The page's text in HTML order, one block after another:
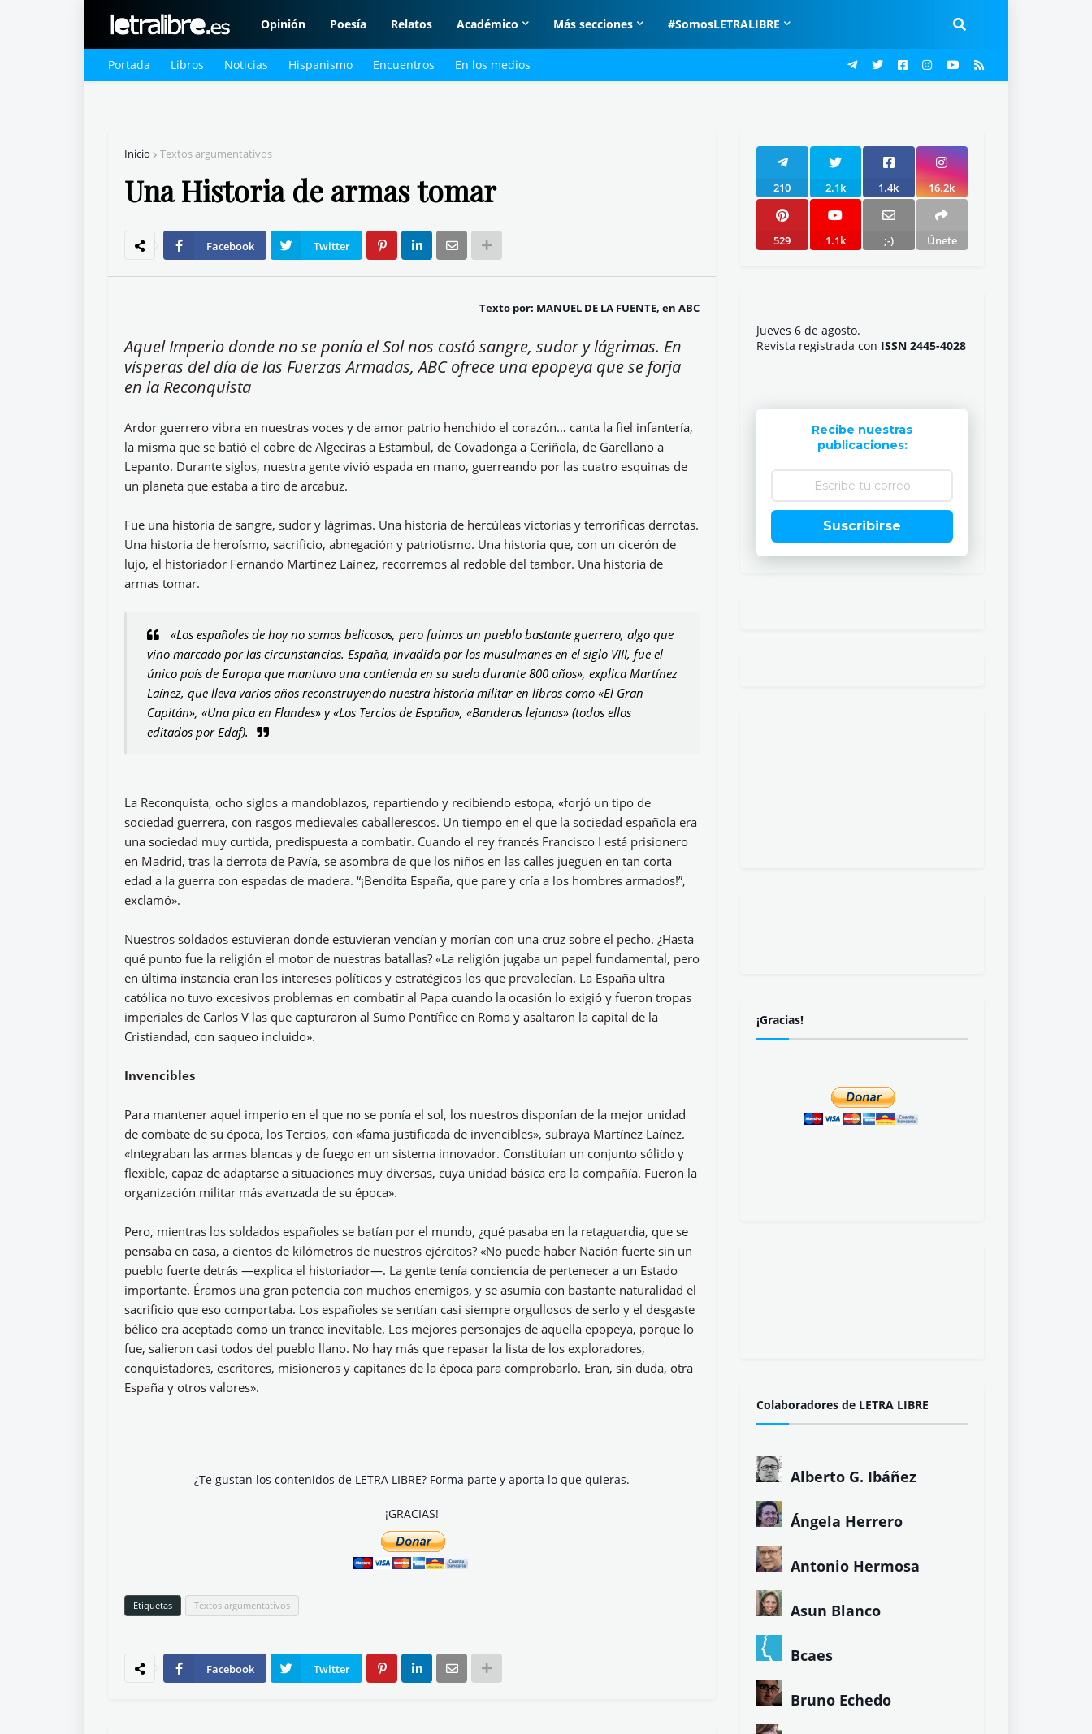
Opinión Poesía Relatos Académico Más secciones #SomosLETRALIBRE
Portada Libros Noticias Hispanismo Encuentros En los medios
Inicio Textos argumentativos
Una Historia de armas tomar
Facebook Twitter
Texto por: MANUEL DE LA FUENTE, en ABC
Aquel Imperio donde no se ponía el Sol nos costó sangre, sudor y lágrimas. En
vísperas del día de las Fuerzas Armadas, ABC ofrece una epopeya que se forja
en la Reconquista
Ardor guerrero vibra en nuestras voces y de amor patrio henchido el corazón… canta la fiel infantería,
la misma que se batió el cobre de Algeciras a Estambul, de Covadonga a Ceriñola, de Garellano a
Lepanto. Durante siglos, nuestra gente vivió espada en mano, guerreando por las cuatro esquinas de
un planeta que estaba a tiro de arcabuz.
Fue una historia de sangre, sudor y lágrimas. Una historia de hercúleas victorias y terroríficas derrotas.
Una historia de heroísmo, sacrificio, abnegación y patriotismo. Una historia que, con un cicerón de
lujo, el historiador Fernando Martínez Laínez, recorremos al redoble del tambor. Una historia de
armas tomar.
«Los españoles de hoy no somos belicosos, pero fuimos un pueblo bastante guerrero, algo que
vino marcado por las circunstancias. España, invadida por los musulmanes en el siglo VIII, fue el
único país de Europa que mantuvo una contienda en su suelo durante 800 años», explica Martínez
Laínez, que lleva varios años reconstruyendo nuestra historia militar en libros como «El Gran
Capitán», «Una pica en Flandes» y «Los Tercios de España», «Banderas lejanas» (todos ellos
editados por Edaf).
La Reconquista, ocho siglos a mandoblazos, repartiendo y recibiendo estopa, «forjó un tipo de
sociedad guerrera, con rasgos medievales caballerescos. Un tiempo en el que la sociedad española era
una sociedad muy curtida, predispuesta a combatir. Cuando el rey francés Francisco I está prisionero
en Madrid, tras la derrota de Pavía, se asombra de que los niños en las calles jueguen en tan corta
edad a la guerra con espadas de madera. “¡Bendita España, que pare y cría a los hombres armados!”,
exclamó».
Nuestros soldados estuvieran donde estuvieran vencían y morían con una cruz sobre el pecho. ¿Hasta
qué punto fue la religión el motor de nuestras batallas? «La religión jugaba un papel fundamental, pero
en última instancia eran los intereses políticos y estratégicos los que prevalecían. La España ultra
católica no tuvo excesivos problemas en combatir al Papa cuando la ocasión lo exigió y fueron tropas
imperiales de Carlos V las que capturaron al Sumo Pontífice en Roma y asaltaron la capital de la
Cristiandad, con saqueo incluido».
Invencibles
Para mantener aquel imperio en el que no se ponía el sol, los nuestros disponían de la mejor unidad
de combate de su época, los Tercios, con «fama justificada de invencibles», subraya Martínez Laínez.
«Integraban las armas blancas y de fuego en un sistema innovador. Constituían un conjunto sólido y
flexible, capaz de adaptarse a situaciones muy diversas, cuya unidad básica era la compañía. Fueron la
organización militar más avanzada de su época».
Pero, mientras los soldados españoles se batían por el mundo, ¿qué pasaba en la retaguardia, que se
pensaba en casa, a cientos de kilómetros de nuestros ejércitos? «No puede haber Nación fuerte sin un
pueblo fuerte detrás —explica el historiador—. La gente tenía conciencia de pertenecer a un Estado
importante. Éramos una gran potencia con muchos enemigos, y se asumía con bastante naturalidad el
sacrificio que eso comportaba. Los españoles se sentían casi siempre orgullosos de serlo y el desgaste
bélico era aceptado como un trance inevitable. Los mejores personajes de aquella epopeya, porque lo
fue, salieron casi todos del pueblo llano. No hay más que repasar la lista de los exploradores,
conquistadores, escritores, misioneros y capitanes de la época para comprobarlo. Eran, sin duda, otra
España y otros valores».
¿Te gustan los contenidos de LETRA LIBRE? Forma parte y aporta lo que quieras.
¡GRACIAS!
Etiquetas Textos argumentativos
Facebook Twitter
210 2.1k 1.4k 16.2k
529 1.1k ;-) Únete
Jueves 6 de agosto.
Revista registrada con ISSN 2445-4028
Recibe nuestras
publicaciones:
Suscribirse
¡Gracias!
Colaboradores de LETRA LIBRE
Alberto G. Ibáñez
Ángela Herrero
Antonio Hermosa
Asun Blanco
Bcaes
Bruno Echedo